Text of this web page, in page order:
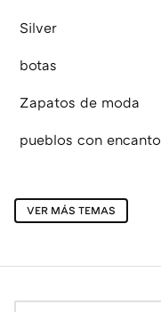
Silver
botas
Zapatos de moda
pueblos con encanto
VER MÁS TEMAS